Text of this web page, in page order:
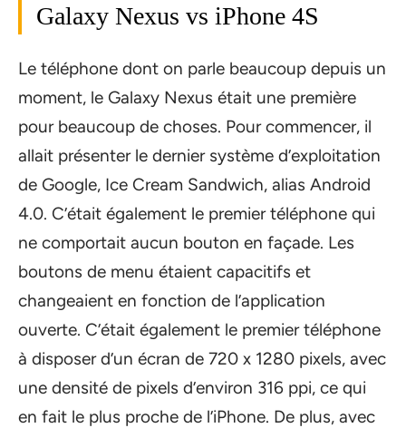
Galaxy Nexus vs iPhone 4S
Le téléphone dont on parle beaucoup depuis un
moment, le Galaxy Nexus était une première
pour beaucoup de choses. Pour commencer, il
allait présenter le dernier système d’exploitation
de Google, Ice Cream Sandwich, alias Android
4.0. C’était également le premier téléphone qui
ne comportait aucun bouton en façade. Les
boutons de menu étaient capacitifs et
changeaient en fonction de l’application
ouverte. C’était également le premier téléphone
à disposer d’un écran de 720 x 1280 pixels, avec
une densité de pixels d’environ 316 ppi, ce qui
en fait le plus proche de l’iPhone. De plus, avec